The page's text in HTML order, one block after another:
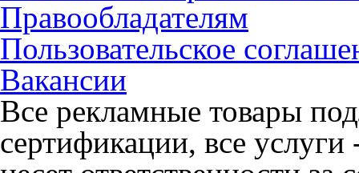
Правообладателям
Пользовательское
Вакансии
Все рекламные товары
сертификации, все